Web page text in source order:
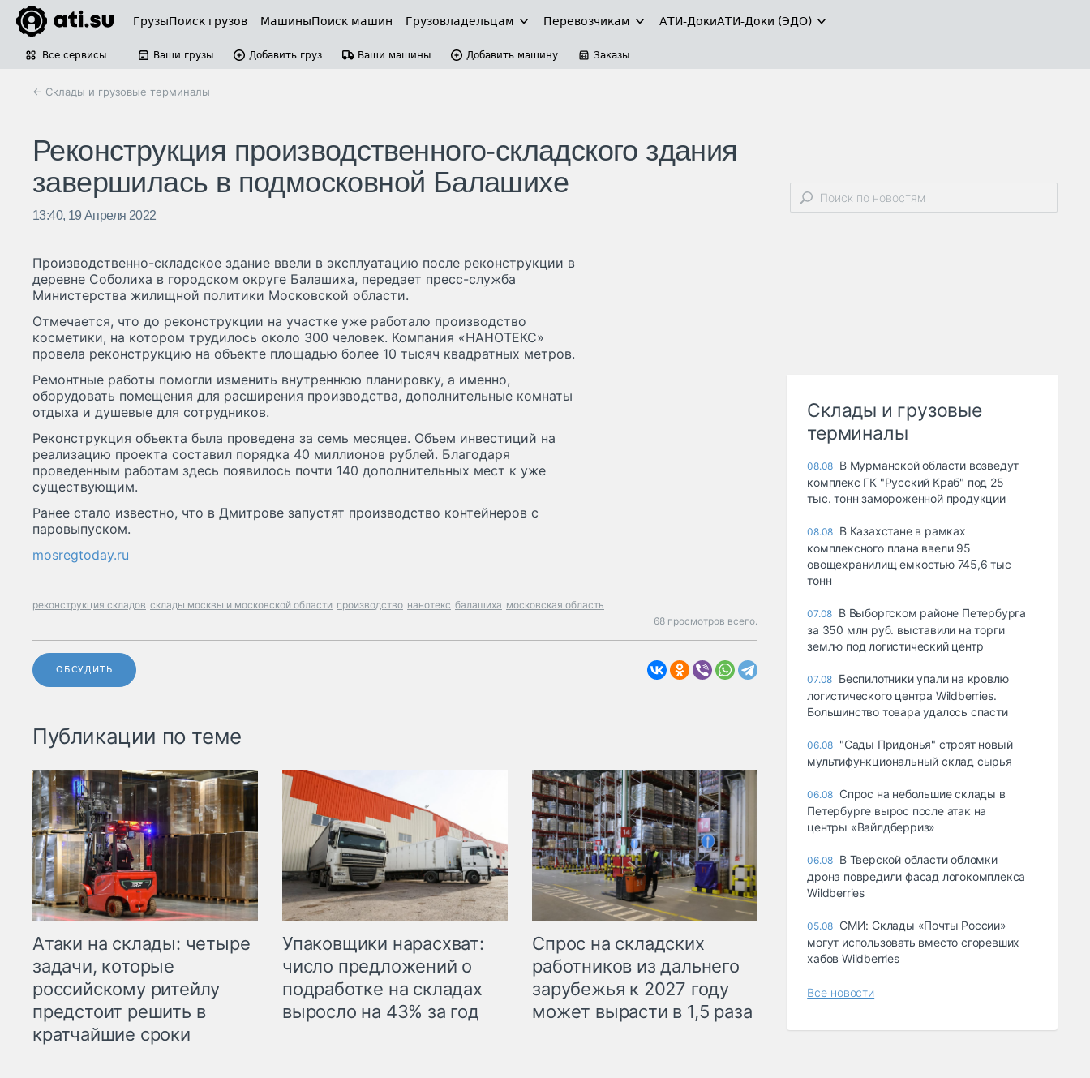
ГрузыПоиск грузов МашиныПоиск машин Грузовладельцам Перевозчикам АТИ-ДокиАТИ-Доки (ЭДО)
Все сервисы Ваши грузы Добавить груз Ваши машины Добавить машину Заказы
← Склады и грузовые терминалы
Реконструкция производственного-складского здания
завершилась в подмосковной Балашихе
13:40, 19 Апреля 2022
Производственно-складское здание ввели в эксплуатацию после реконструкции в
деревне Соболиха в городском округе Балашиха, передает пресс-служба
Министерства жилищной политики Московской области.
Отмечается, что до реконструкции на участке уже работало производство
косметики, на котором трудилось около 300 человек. Компания «НАНОТЕКС»
провела реконструкцию на объекте площадью более 10 тысяч квадратных метров.
Ремонтные работы помогли изменить внутреннюю планировку, а именно,
оборудовать помещения для расширения производства, дополнительные комнаты
отдыха и душевые для сотрудников.
Реконструкция объекта была проведена за семь месяцев. Объем инвестиций на
реализацию проекта составил порядка 40 миллионов рублей. Благодаря
проведенным работам здесь появилось почти 140 дополнительных мест к уже
существующим.
Ранее стало известно, что в Дмитрове запустят производство контейнеров с
паровыпуском.
mosregtoday.ru
реконструкция складов склады москвы и московской области производство нанотекс балашиха московская область
68 просмотров всего.
ОБСУДИТЬ
Публикации по теме
Атаки на склады: четыре
задачи, которые
российскому ритейлу
предстоит решить в
кратчайшие сроки
Упаковщики нарасхват:
число предложений о
подработке на складах
выросло на 43% за год
Спрос на складских
работников из дальнего
зарубежья к 2027 году
может вырасти в 1,5 раза
Склады и грузовые
терминалы
08.08 В Мурманской области возведут
комплекс ГК "Русский Краб" под 25
тыс. тонн замороженной продукции
08.08 В Казахстане в рамках
комплексного плана ввели 95
овощехранилищ емкостью 745,6 тыс
тонн
07.08 В Выборгском районе Петербурга
за 350 млн руб. выставили на торги
землю под логистический центр
07.08 Беспилотники упали на кровлю
логистического центра Wildberries.
Большинство товара удалось спасти
06.08 "Сады Придонья" строят новый
мультифункциональный склад сырья
06.08 Спрос на небольшие склады в
Петербурге вырос после атак на
центры «Вайлдберриз»
06.08 В Тверской области обломки
дрона повредили фасад логокомплекса
Wildberries
05.08 СМИ: Склады «Почты России»
могут использовать вместо сгоревших
хабов Wildberries
Все новости